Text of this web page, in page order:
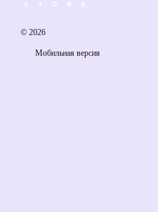
© 2026
Мобильная версия